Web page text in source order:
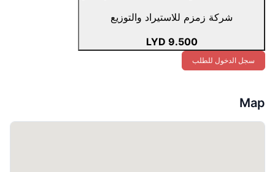
شركة زمزم للاستيراد والتوزيع
9.500 LYD
سجل الدخول للطلب
Map